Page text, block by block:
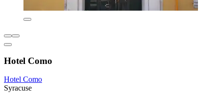
Hotel Como
Hotel Como
Syracuse